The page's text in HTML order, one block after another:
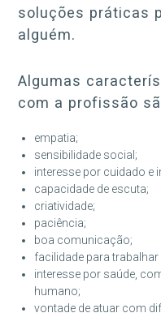
soluções práticas
alguém.
Algumas
com a profissão
empatia;
sensibilidade social;
interesse por cuidado e
capacidade de escuta;
criatividade;
paciência;
boa comunicação;
facilidade para trabalhar
interesse por saúde,
humano;
vontade de atuar com